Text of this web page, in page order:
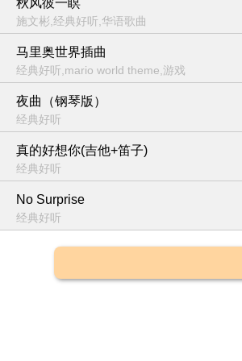
秋风彼一瞑
施文彬,经典好听,华语歌曲
马里奥世界插曲
经典好听,mario world theme,游戏
夜曲（钢琴版）
经典好听
真的好想你(吉他+笛子)
经典好听
No Surprise
经典好听